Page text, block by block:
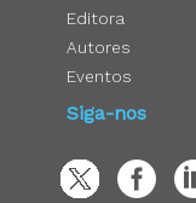
Editora
Autores
Eventos
Siga-nos